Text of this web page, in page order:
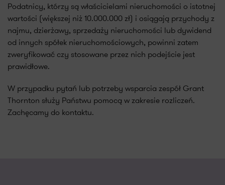
Podatnicy, którzy są właścicielami nieruchomości o istotnej
wartości (większej niż 10.000.000 zł) i osiągają przychody z
najmu, dzierżawy, sprzedaży nieruchomości lub dywidend
od innych spółek nieruchomościowych, powinni zatem
zweryfikować czy stosowane przez nich podejście jest
prawidłowe.
W przypadku pytań lub potrzeby wsparcia zespół Grant
Thornton służy Państwu pomocą w zakresie rozliczeń.
Zachęcamy do kontaktu.